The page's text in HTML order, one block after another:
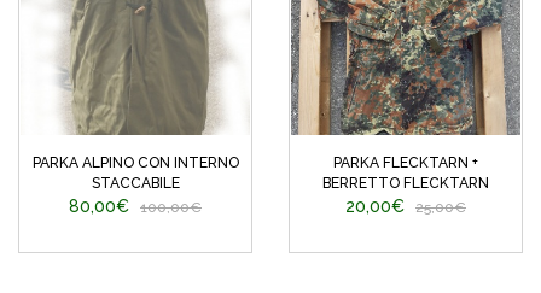
PARKA ALPINO CON INTERNO
STACCABILE
80,00€ 100,00€
PARKA FLECKTARN +
BERRETTO FLECKTARN
20,00€ 25,00€